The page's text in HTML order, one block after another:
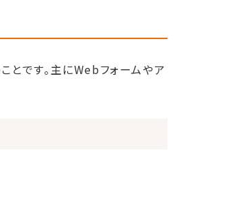
とです。主にWebフォームやア